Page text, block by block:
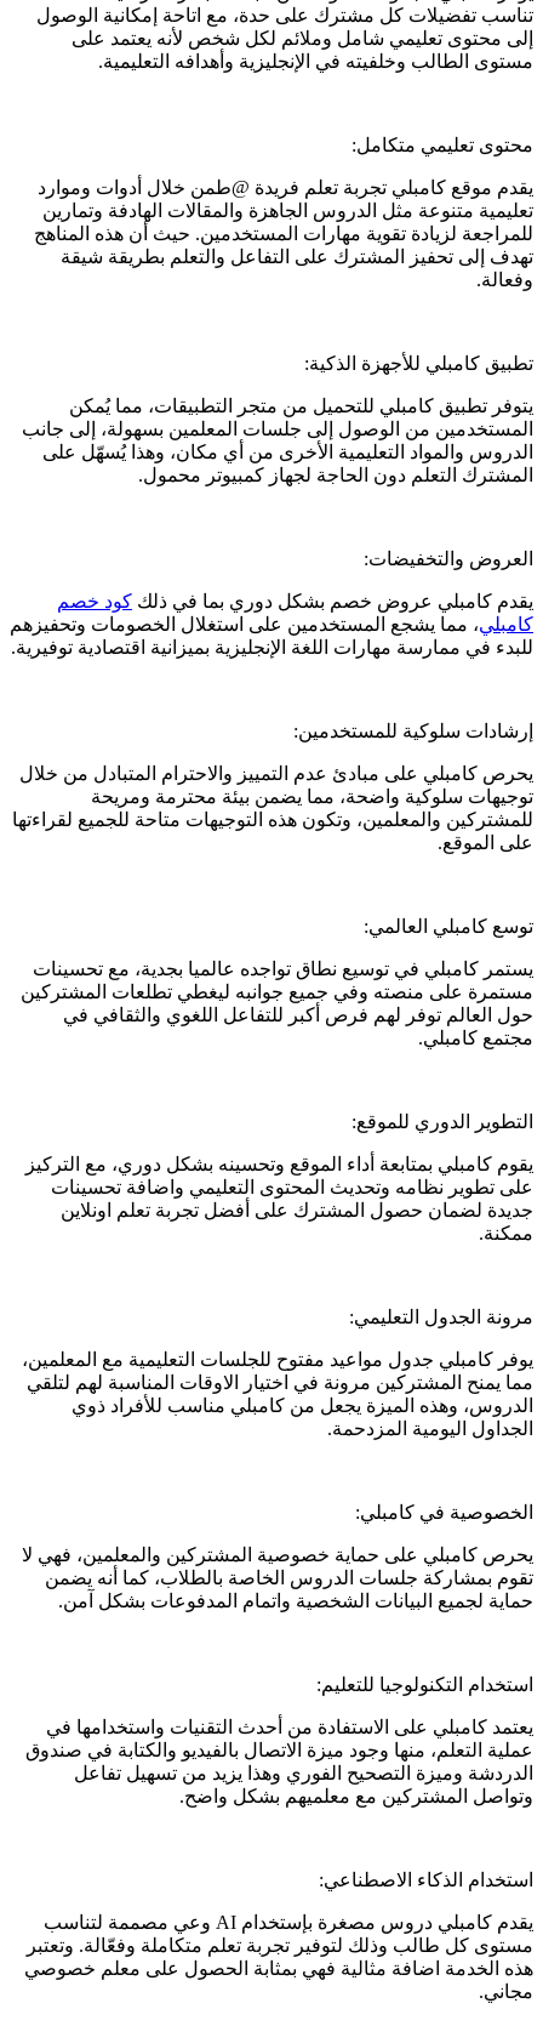
تناسب تفضيلات كل مشترك على حدة، مع اتاحة إمكانية الوصول
إلى محتوى تعليمي شامل وملائم لكل شخص لأنه يعتمد على
مستوى الطالب وخلفيته في الإنجليزية وأهدافه التعليمية.
محتوى تعليمي متكامل:
يقدم موقع كامبلي تجربة تعلم فريدة @طمن خلال أدوات وموارد
تعليمية متنوعة مثل الدروس الجاهزة والمقالات الهادفة وتمارين
للمراجعة لزيادة تقوية مهارات المستخدمين. حيث أن هذه المناهج
تهدف إلى تحفيز المشترك على التفاعل والتعلم بطريقة شيقة
وفعالة.
تطبيق كامبلي للأجهزة الذكية:
يتوفر تطبيق كامبلي للتحميل من متجر التطبيقات، مما يُمكن
المستخدمين من الوصول إلى جلسات المعلمين بسهولة، إلى جانب
الدروس والمواد التعليمية الأخرى من أي مكان، وهذا يُسهّل على
المشترك التعلم دون الحاجة لجهاز كمبيوتر محمول.
العروض والتخفيضات:
يقدم كامبلي عروض خصم بشكل دوري بما في ذلك كود خصم
كامبلي، مما يشجع المستخدمين على استغلال الخصومات وتحفيزهم
للبدء في ممارسة مهارات اللغة الإنجليزية بميزانية اقتصادية توفيرية.
إرشادات سلوكية للمستخدمين:
يحرص كامبلي على مبادئ عدم التمييز والاحترام المتبادل من خلال
توجيهات سلوكية واضحة، مما يضمن بيئة محترمة ومريحة
للمشتركين والمعلمين، وتكون هذه التوجيهات متاحة للجميع لقراءتها
على الموقع.
توسع كامبلي العالمي:
يستمر كامبلي في توسيع نطاق تواجده عالميا بجدية، مع تحسينات
مستمرة على منصته وفي جميع جوانبه ليغطي تطلعات المشتركين
حول العالم توفر لهم فرص أكبر للتفاعل اللغوي والثقافي في
مجتمع كامبلي.
التطوير الدوري للموقع:
يقوم كامبلي بمتابعة أداء الموقع وتحسينه بشكل دوري، مع التركيز
على تطوير نظامه وتحديث المحتوى التعليمي واضافة تحسينات
جديدة لضمان حصول المشترك على أفضل تجربة تعلم اونلاين
ممكنة.
مرونة الجدول التعليمي:
يوفر كامبلي جدول مواعيد مفتوح للجلسات التعليمية مع المعلمين،
مما يمنح المشتركين مرونة في اختيار الاوقات المناسبة لهم لتلقي
الدروس، وهذه الميزة يجعل من كامبلي مناسب للأفراد ذوي
الجداول اليومية المزدحمة.
الخصوصية في كامبلي:
يحرص كامبلي على حماية خصوصية المشتركين والمعلمين، فهي لا
تقوم بمشاركة جلسات الدروس الخاصة بالطلاب، كما أنه يضمن
حماية لجميع البيانات الشخصية واتمام المدفوعات بشكل آمن.
استخدام التكنولوجيا للتعليم:
يعتمد كامبلي على الاستفادة من أحدث التقنيات واستخدامها في
عملية التعلم، منها وجود ميزة الاتصال بالفيديو والكتابة في صندوق
الدردشة وميزة التصحيح الفوري وهذا يزيد من تسهيل تفاعل
وتواصل المشتركين مع معلميهم بشكل واضح.
استخدام الذكاء الاصطناعي:
يقدم كامبلي دروس مصغرة بإستخدام AI وعي مصممة لتناسب
مستوى كل طالب وذلك لتوفير تجربة تعلم متكاملة وفعّالة. وتعتبر
هذه الخدمة اضافة مثالية فهي بمثابة الحصول على معلم خصوصي
مجاني.